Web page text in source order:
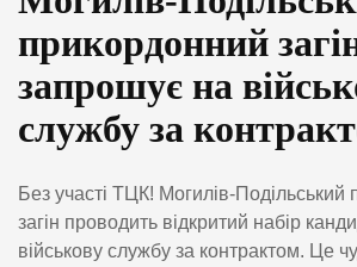
прикордонний
запрошує на
службу за
Без участі ТЦК! Могилів-Подільський
загін проводить відкритий набір
військову службу за контрактом. Це